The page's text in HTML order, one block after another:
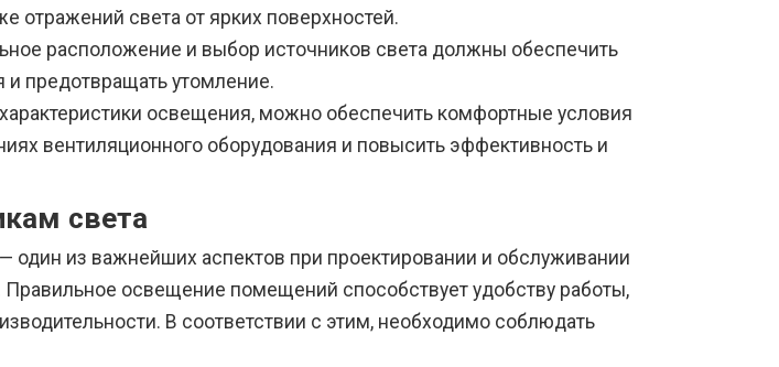
отражений света от ярких поверхностей.
расположение и выбор источников света должны обеспечить
предотвращать утомление.
освещения, можно обеспечить комфортные условия
вентиляционного оборудования и повысить эффективность и
света
один из важнейших аспектов при проектировании и обслуживании
Правильное освещение помещений способствует удобству работы,
В соответствии с этим, необходимо соблюдать